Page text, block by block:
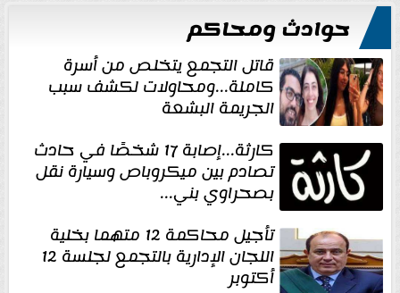
حوادث ومحاكم
قاتل التجمع يتخلص من أسرة
كاملة...ومحاولات لكشف سبب
الجريمة البشعة
كارثة...إصابة 17 شخصًا في حادث
تصادم بين ميكروباص وسيارة نقل
بصحراوي بني...
تأجيل محاكمة 12 متهما بخلية
اللجان الإدارية بالتجمع لجلسة 12
أكتوبر